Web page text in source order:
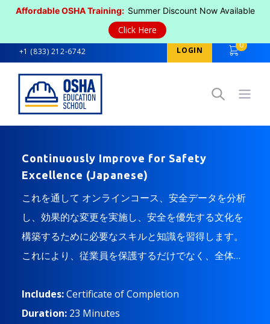
Affordable OSHA Training: Summer Discount Now Available
Click Here
+1 (833) 212-6742 LOGIN
0
Continuously Improve for Safety
Excellence (Japanese)
これを通して オンラインコース、安全データを分析
し、効果的な変更を実施し、安全を優先する文化を
構築するために必要なスキルと知識を習得します。
これにより、従業員を保護するだけでなく、全体的
Includes:Certificate of Completion
Duration: 23 Minutes